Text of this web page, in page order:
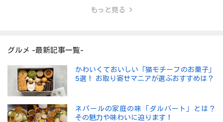
もっと見る
グルメ -最新記事一覧-
かわいくておいしい「猫モチーフのお菓子」
5選！ お取り寄せマニアが選ぶおすすめは？
ネパールの家庭の味「ダルバート」とは？
その魅力や味わいに迫ります！